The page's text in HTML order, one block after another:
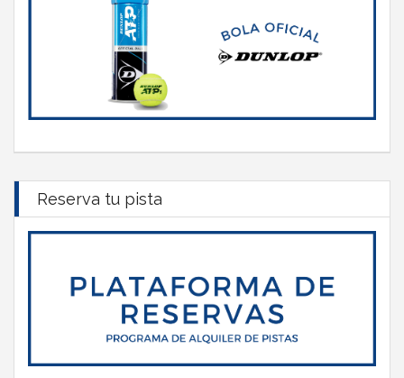
Reserva tu pista